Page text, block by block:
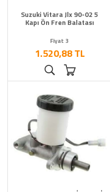
Suzuki Vitara Jlx 90-02 5
Kapı Ön Fren Balatası
Fiyat 3
1.520,88 TL